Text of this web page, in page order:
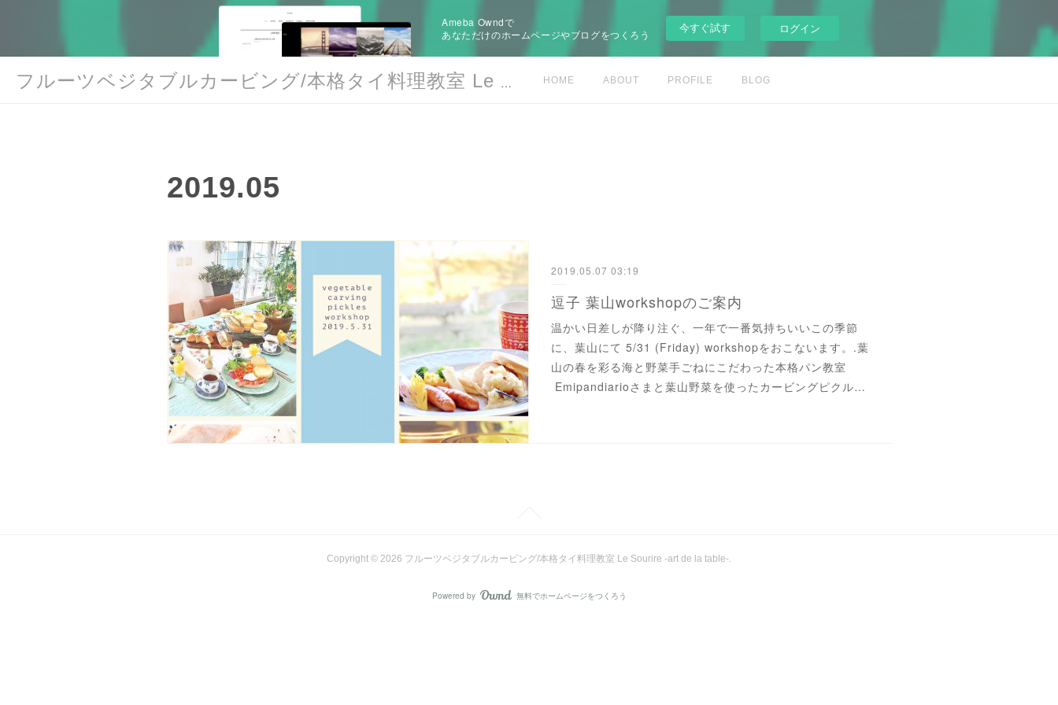
Ameba Owndで
あなただけのホームページやブログをつくろう
今すぐ試す ログイン
フルーツベジタブルカービング/本格タイ料理教室 Le Sourire -art de la table- HOME ABOUT PROFILE BLOG
2019.05
2019.05.07 03:19
逗子 葉山workshopのご案内
温かい日差しが降り注ぐ、一年で一番気持ちいいこの季節
に、葉山にて 5/31 (Friday) workshopをおこないます。.葉
山の春を彩る海と野菜手ごねにこだわった本格パン教室
Emipandiarioさまと葉山野菜を使ったカービングピクル…
Copyright © 2026 フルーツベジタブルカービング/本格タイ料理教室 Le Sourire -art de la table-.
Powered by AmebaOwnd
無料でホームページをつくろう